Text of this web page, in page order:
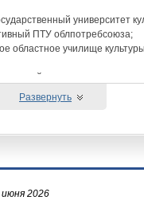
университет
ПТУ облпотребсоюза;
областное училище
райпо;
муниципального
(2005-2010гг., 2010-2015гг.,
Развернуть
июня 2026